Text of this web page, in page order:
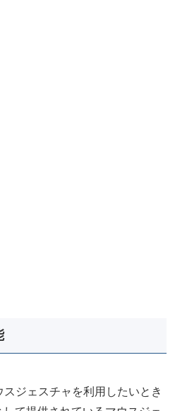
ジェスチャを利用したいとき